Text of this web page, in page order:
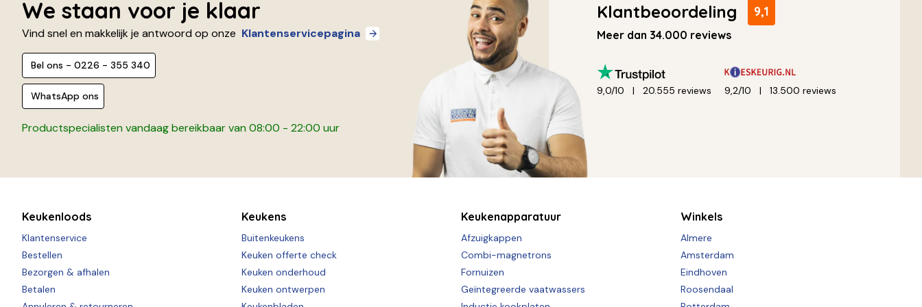
We staan voor je klaar
Vind snel en makkelijk je antwoord op onze Klantenservicepagina
Bel ons - 0226 - 355 340
WhatsApp ons
Productspecialisten vandaag bereikbaar van 08:00 - 22:00 uur
Klantbeoordeling 9,1
Meer dan 34.000 reviews
9,0/10 20.555 reviews 9,2/10 13.500 reviews
Keukenloods
Klantenservice
Bestellen
Bezorgen & afhalen
Betalen
Keukens
Buitenkeukens
Keuken offerte check
Keuken onderhoud
Keuken ontwerpen
Keukenapparatuur
Afzuigkappen
Combi-magnetrons
Fornuizen
Geïntegreerde vaatwassers
Winkels
Almere
Amsterdam
Eindhoven
Roosendaal